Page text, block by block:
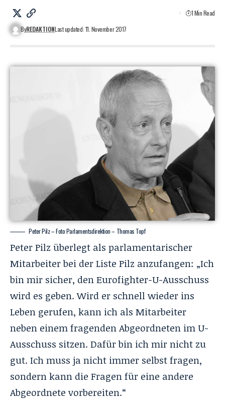
ByREDAKTIONLast updated: 11. November 2017
1 Min Read
Peter Pilz – Foto Parlamentsdirektion – Thomas Topf
Peter Pilz überlegt als parlamentarischer
Mitarbeiter bei der Liste Pilz anzufangen: „Ich
bin mir sicher, den Eurofighter-U-Ausschuss
wird es geben. Wird er schnell wieder ins
Leben gerufen, kann ich als Mitarbeiter
neben einem fragenden Abgeordneten im U-
Ausschuss sitzen. Dafür bin ich mir nicht zu
gut. Ich muss ja nicht immer selbst fragen,
sondern kann die Fragen für eine andere
Abgeordnete vorbereiten.“